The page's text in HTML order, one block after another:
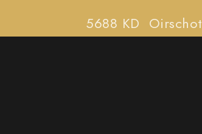
5688 KD Oirschot